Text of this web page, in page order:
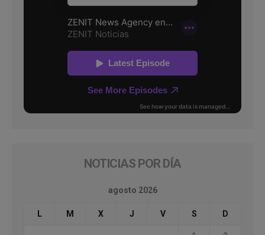
NOTICIAS POR DÍA
agosto 2026
L M X J V S D